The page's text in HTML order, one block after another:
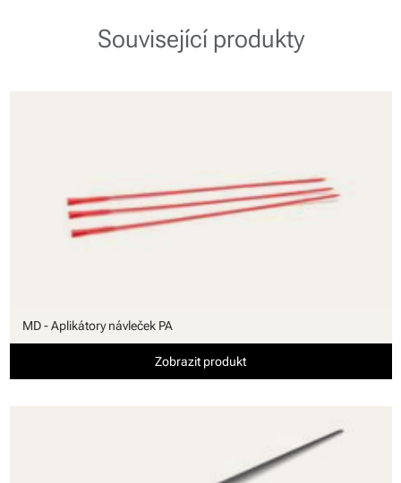
Související produkty
MD - Aplikátory návleček PA
Zobrazit produkt